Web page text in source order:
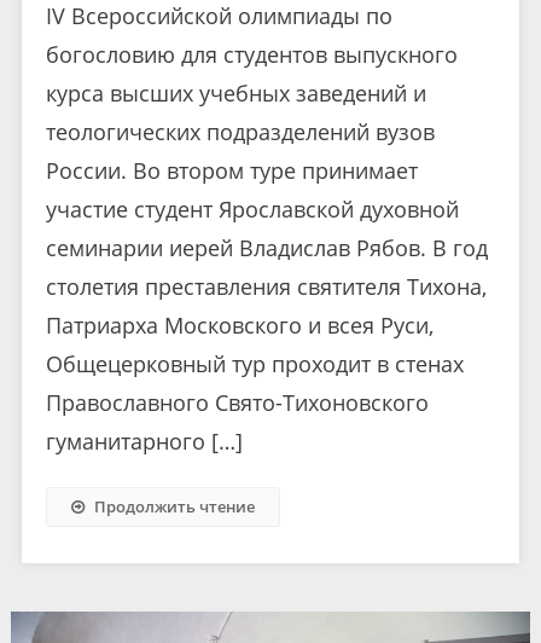
IV Всероссийской олимпиады по
богословию для студентов выпускного
курса высших учебных заведений и
теологических подразделений вузов
России. Во втором туре принимает
участие студент Ярославской духовной
семинарии иерей Владислав Рябов. В год
столетия преставления святителя Тихона,
Патриарха Московского и всея Руси,
Общецерковный тур проходит в стенах
Православного Свято-Тихоновского
гуманитарного […]
Продолжить чтение